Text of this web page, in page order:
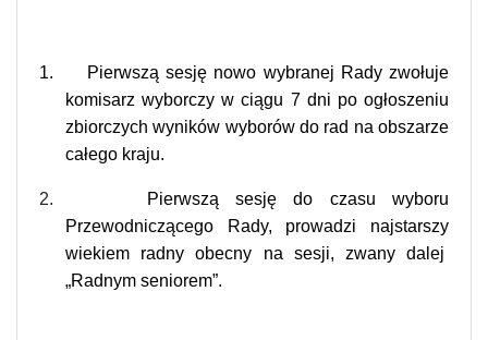
1.
Pierwszą sesję nowo wybranej Rady zwołuje
komisarz wyborczy w ciągu 7 dni po ogłoszeniu
zbiorczych wyników wyborów do rad na obszarze
całego kraju.
2.
Pierwszą sesję do czasu wyboru
Przewodniczącego Rady, prowadzi najstarszy
wiekiem radny obecny na sesji, zwany dalej
„Radnym seniorem”.